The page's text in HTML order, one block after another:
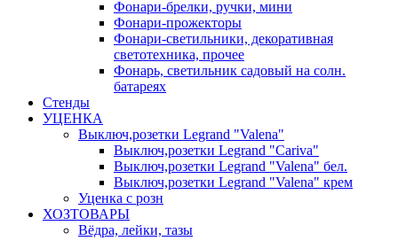
Фонари-брелки, ручки, мини
Фонари-прожекторы
Фонари-светильники, декоративная
светотехника, прочее
Фонарь, светильник садовый на солн.
батареях
Стенды
УЦЕНКА
Выключ,розетки Legrand "Valena"
Выключ,розетки Legrand "Cariva"
Выключ,розетки Legrand "Valena" бел.
Выключ,розетки Legrand "Valena" крем
Уценка с розн
ХОЗТОВАРЫ
Вёдра, лейки, тазы